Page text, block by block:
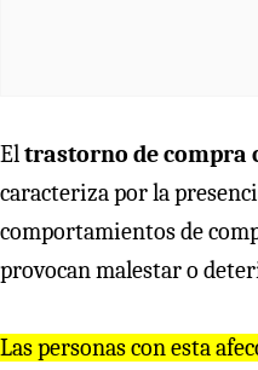
Eltrastorno de compra
caracteriza por la
comportamientos de
provocan malestar o
Las personas con esta